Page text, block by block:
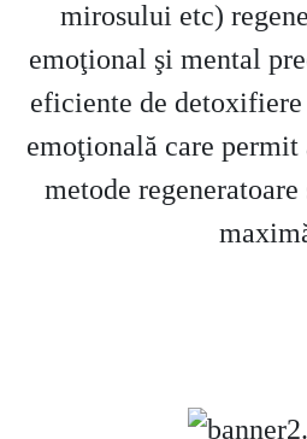
mirosului etc)
emoţional şi mental
eficiente de
emoţională care
metode